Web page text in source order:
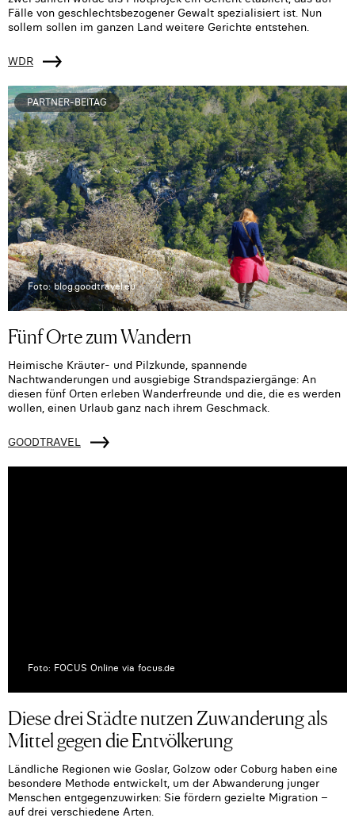
Fälle von geschlechtsbezogener Gewalt spezialisiert ist. Nun
sollem sollen im ganzen Land weitere Gerichte entstehen.
WDR
PARTNER-BEITAG
Foto: blog.goodtravel.eu
Fünf Orte zum Wandern
Heimische Kräuter- und Pilzkunde, spannende
Nachtwanderungen und ausgiebige Strandspaziergänge: An
diesen fünf Orten erleben Wanderfreunde und die, die es werden
wollen, einen Urlaub ganz nach ihrem Geschmack.
GOODTRAVEL
Foto: FOCUS Online via focus.de
Diese drei Städte nutzen Zuwanderung als
Mittel gegen die Entvölkerung
Ländliche Regionen wie Goslar, Golzow oder Coburg haben eine
besondere Methode entwickelt, um der Abwanderung junger
Menschen entgegenzuwirken: Sie fördern gezielte Migration –
auf drei verschiedene Arten.